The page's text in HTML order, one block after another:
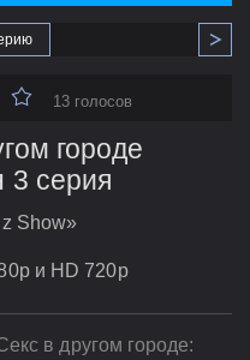
городе
3 серия
Show»
и HD 720p
13 голосов
в другом городе: